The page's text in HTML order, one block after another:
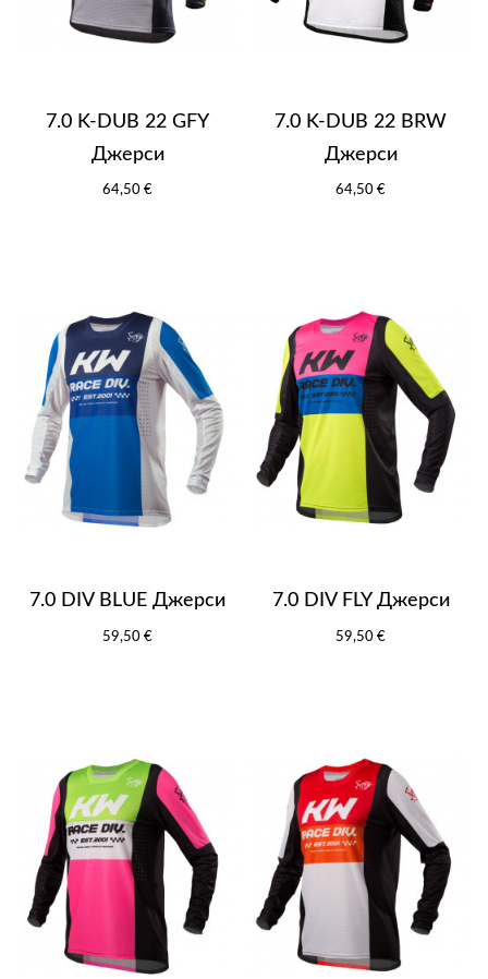
7.0 K-DUB 22 GFY
Джерси
64,50 €
7.0 K-DUB 22 BRW
Джерси
64,50 €
7.0 DIV BLUE Джерси
59,50 €
7.0 DIV FLY Джерси
59,50 €